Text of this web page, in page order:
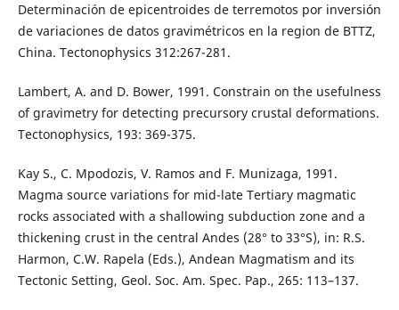
Determinación de epicentroides de terremotos por inversión
de variaciones de datos gravimétricos en la region de BTTZ,
China. Tectonophysics 312:267-281.
Lambert, A. and D. Bower, 1991. Constrain on the usefulness
of gravimetry for detecting precursory crustal deformations.
Tectonophysics, 193: 369-375.
Kay S., C. Mpodozis, V. Ramos and F. Munizaga, 1991.
Magma source variations for mid-late Tertiary magmatic
rocks associated with a shallowing subduction zone and a
thickening crust in the central Andes (28° to 33°S), in: R.S.
Harmon, C.W. Rapela (Eds.), Andean Magmatism and its
Tectonic Setting, Geol. Soc. Am. Spec. Pap., 265: 113–137.